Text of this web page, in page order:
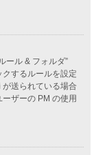
ール & フォルダ”
するルールを設定
送られている場合
ザーの PM の使用